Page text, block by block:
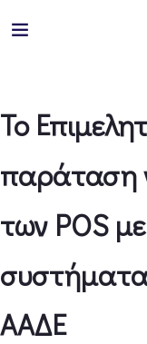
Το
παράταση
των POS
ΑΑΔΕ